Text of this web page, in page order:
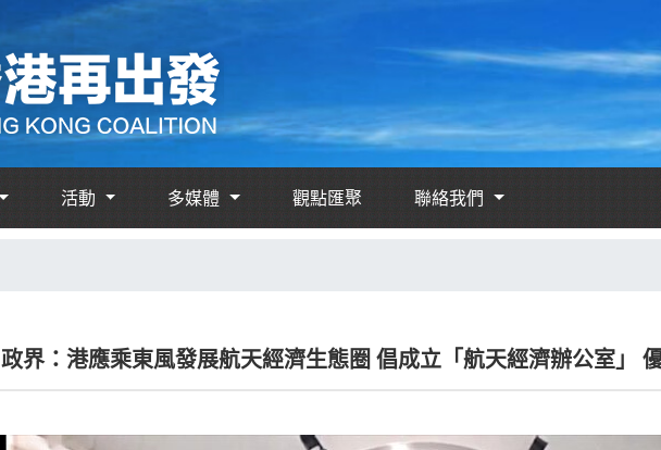
活動 多媒體 觀點匯聚 聯絡我們
政界：港應乘東風發展航天經濟生態圈 倡成立「航天經濟辦公室」